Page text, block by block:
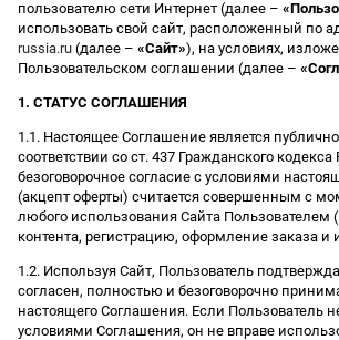
пользователю сети Интернет (далее –
использовать свой сайт, расположенный по
russia.ru (далее – «Сайт»), на условиях,
Пользовательском соглашении (далее –
1. СТАТУС СОГЛАШЕНИЯ
1.1. Настоящее Соглашение является
соответствии со ст. 437 Гражданского
безоговорочное согласие с условиями
(акцепт оферты) считается совершенным с
любого использования Сайта Пользователем
контента, регистрацию, оформление заказа и
1.2. Используя Сайт, Пользователь
согласен, полностью и безоговорочно
настоящего Соглашения. Если Пользователь
условиями Соглашения, он не вправе